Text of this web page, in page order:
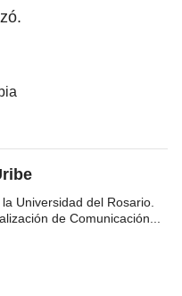
Universidad del Rosario.
de Comunicación